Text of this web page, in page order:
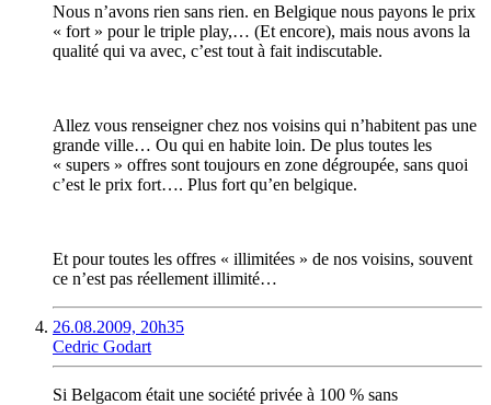
Nous n’avons rien sans rien. en Belgique nous payons le prix
« fort » pour le triple play,… (Et encore), mais nous avons la
qualité qui va avec, c’est tout à fait indiscutable.
Allez vous renseigner chez nos voisins qui n’habitent pas une
grande ville… Ou qui en habite loin. De plus toutes les
« supers » offres sont toujours en zone dégroupée, sans quoi
c’est le prix fort…. Plus fort qu’en belgique.
Et pour toutes les offres « illimitées » de nos voisins, souvent
ce n’est pas réellement illimité…
26.08.2009, 20h35
Cedric Godart
Si Belgacom était une société privée à 100 % sans